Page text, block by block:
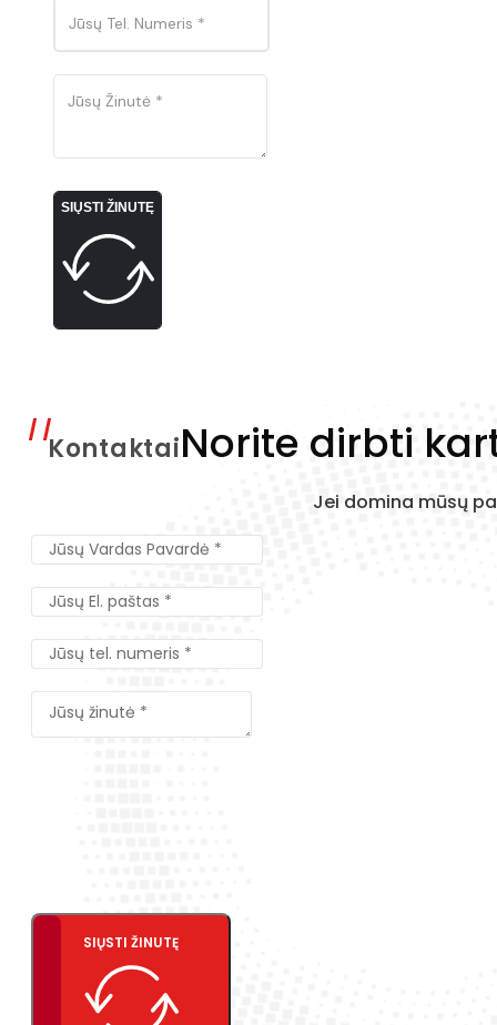
SIŲSTI ŽINUTĘ
KontaktaiNorite dirbti
Jei domina mūsų
SIŲSTI ŽINUTĘ